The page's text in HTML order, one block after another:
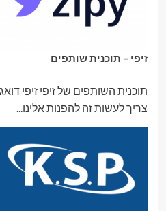
זיפי – תוכנית שותפים
תוכנית השותפים של זיפי זיפי
צריך לעשות זה להפנות אלינו...